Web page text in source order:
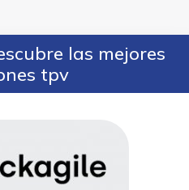
las mejores
tpv